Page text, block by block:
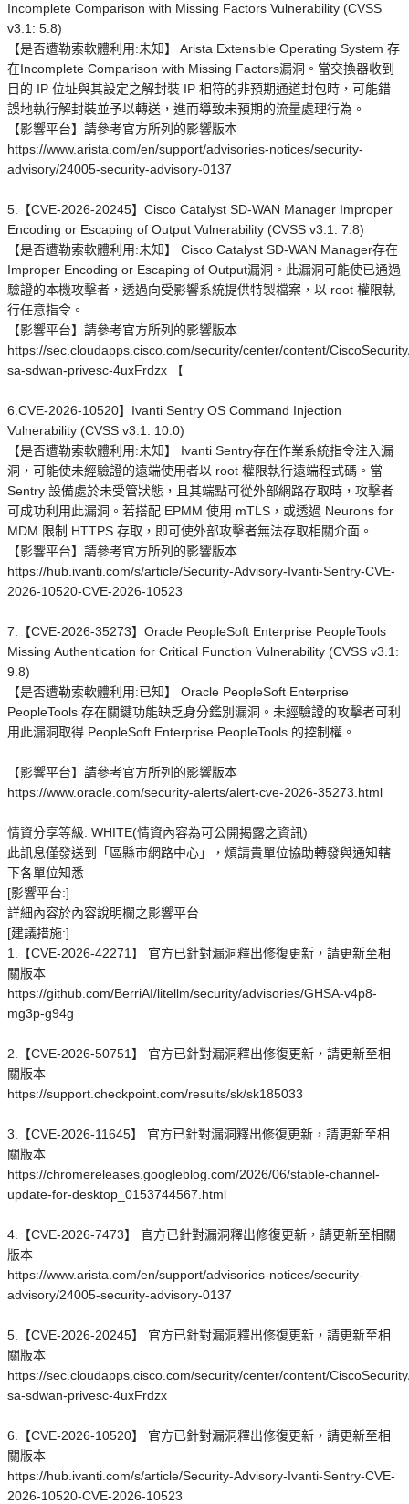
Incomplete Comparison with Missing Factors Vulnerability (CVSS
v3.1: 5.8)
【是否遭勒索軟體利用:未知】 Arista Extensible Operating System 存
在Incomplete Comparison with Missing Factors漏洞。當交換器收到
目的 IP 位址與其設定之解封裝 IP 相符的非預期通道封包時，可能錯
誤地執行解封裝並予以轉送，進而導致未預期的流量處理行為。
【影響平台】請參考官方所列的影響版本
https://www.arista.com/en/support/advisories-notices/security-
advisory/24005-security-advisory-0137
5.【CVE-2026-20245】Cisco Catalyst SD-WAN Manager Improper
Encoding or Escaping of Output Vulnerability (CVSS v3.1: 7.8)
【是否遭勒索軟體利用:未知】 Cisco Catalyst SD-WAN Manager存在
Improper Encoding or Escaping of Output漏洞。此漏洞可能使已通過
驗證的本機攻擊者，透過向受影響系統提供特製檔案，以 root 權限執
行任意指令。
【影響平台】請參考官方所列的影響版本
https://sec.cloudapps.cisco.com/security/center/content/
sa-sdwan-privesc-4uxFrdzx 【
6.CVE-2026-10520】Ivanti Sentry OS Command Injection
Vulnerability (CVSS v3.1: 10.0)
【是否遭勒索軟體利用:未知】 Ivanti Sentry存在作業系統指令注入漏
洞，可能使未經驗證的遠端使用者以 root 權限執行遠端程式碼。當
Sentry 設備處於未受管狀態，且其端點可從外部網路存取時，攻擊者
可成功利用此漏洞。若搭配 EPMM 使用 mTLS，或透過 Neurons for
MDM 限制 HTTPS 存取，即可使外部攻擊者無法存取相關介面。
【影響平台】請參考官方所列的影響版本
https://hub.ivanti.com/s/article/Security-Advisory-Ivanti-Sentry-CVE-
2026-10520-CVE-2026-10523
7.【CVE-2026-35273】Oracle PeopleSoft Enterprise PeopleTools
Missing Authentication for Critical Function Vulnerability (CVSS v3.1:
9.8)
【是否遭勒索軟體利用:已知】 Oracle PeopleSoft Enterprise
PeopleTools 存在關鍵功能缺乏身分鑑別漏洞。未經驗證的攻擊者可利
用此漏洞取得 PeopleSoft Enterprise PeopleTools 的控制權。
【影響平台】請參考官方所列的影響版本
https://www.oracle.com/security-alerts/alert-cve-2026-35273.html
情資分享等級: WHITE(情資內容為可公開揭露之資訊)
此訊息僅發送到「區縣市網路中心」，煩請貴單位協助轉發與通知轄
下各單位知悉
[影響平台:]
詳細內容於內容說明欄之影響平台
[建議措施:]
1.【CVE-2026-42271】 官方已針對漏洞釋出修復更新，請更新至相
關版本
https://github.com/BerriAI/litellm/security/advisories/GHSA-v4p8-
mg3p-g94g
2.【CVE-2026-50751】 官方已針對漏洞釋出修復更新，請更新至相
關版本
https://support.checkpoint.com/results/sk/sk185033
3.【CVE-2026-11645】 官方已針對漏洞釋出修復更新，請更新至相
關版本
https://chromereleases.googleblog.com/2026/06/stable-channel-
update-for-desktop_0153744567.html
4.【CVE-2026-7473】 官方已針對漏洞釋出修復更新，請更新至相關
版本
https://www.arista.com/en/support/advisories-notices/security-
advisory/24005-security-advisory-0137
5.【CVE-2026-20245】 官方已針對漏洞釋出修復更新，請更新至相
關版本
https://sec.cloudapps.cisco.com/security/center/content/
sa-sdwan-privesc-4uxFrdzx
6.【CVE-2026-10520】 官方已針對漏洞釋出修復更新，請更新至相
關版本
https://hub.ivanti.com/s/article/Security-Advisory-Ivanti-Sentry-CVE-
2026-10520-CVE-2026-10523